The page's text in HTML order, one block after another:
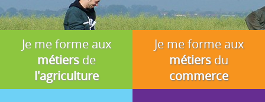
Je me forme aux
métiersde
l'agriculture
Je me forme aux
métiersdu
commerce